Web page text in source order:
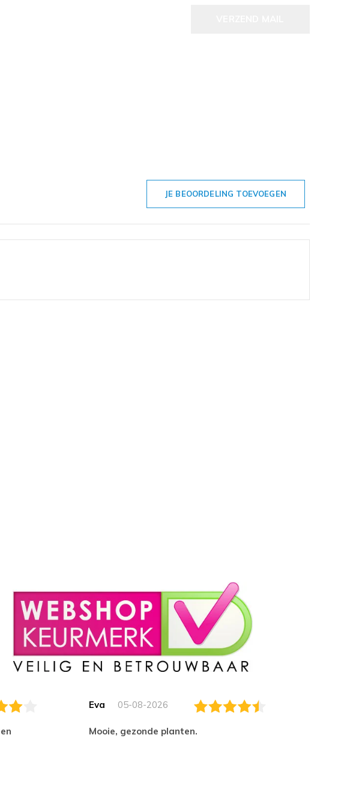
JE BEOORDELING TOEVOEGEN
Eva 05-08-2026
Mooie, gezonde planten.